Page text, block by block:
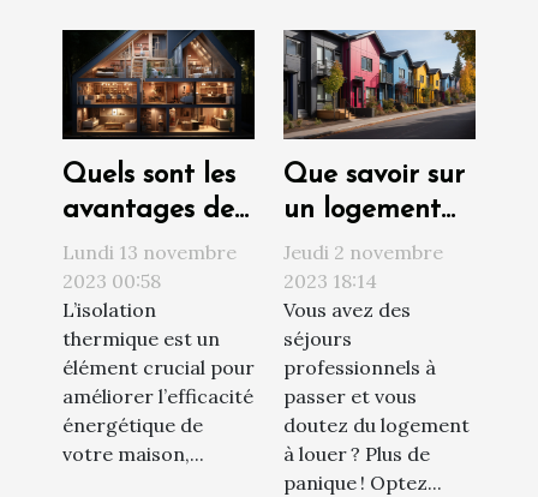
Quels sont les
avantages de
l’isolation
thermique par
l’intérieur pour
votre maison ?
Lundi 13 novembre
2023 00:58
L’isolation
thermique est un
élément crucial pour
améliorer l’efficacité
énergétique de
votre maison,...
Que savoir sur
un logement
social ?
Jeudi 2 novembre
2023 18:14
Vous avez des
séjours
professionnels à
passer et vous
doutez du logement
à louer ? Plus de
panique ! Optez...